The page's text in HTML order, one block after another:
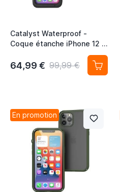
Catalyst Waterproof -
Coque étanche iPhone 12 -
64,99 € 99,99 €
En promotion